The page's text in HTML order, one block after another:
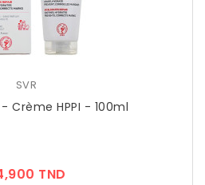
SVR
Crème HPPI - 100ml
TND